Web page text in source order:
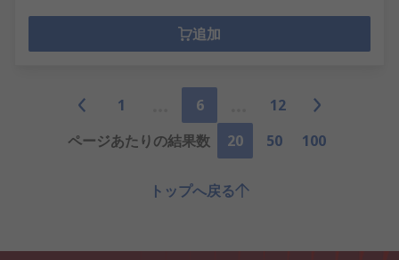
追加
1 6
12
ページあたりの結果数
20 50 100
トップへ戻る